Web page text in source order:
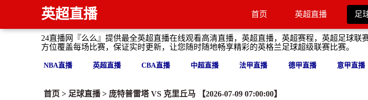
英超直播 首页 英超直播 足
24直播网『么么』提供最全英超直播在线观看高清直播，英超直播，英超赛程，英超足球
方位覆盖每场比赛，保证实时更新，让您随时随地畅享精彩的英格兰足球超级联赛比赛。
NBA直播 英超直播 CBA直播 中超直播 法甲直播 德甲直播 意甲直播
首页 > 足球直播> 庞特普雷塔 VS 克里丘马 【2026-07-09 07:00:00】